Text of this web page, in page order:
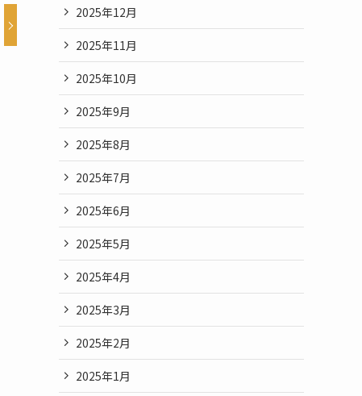
2025年12月
2025年11月
2025年10月
2025年9月
2025年8月
2025年7月
2025年6月
2025年5月
2025年4月
2025年3月
2025年2月
2025年1月